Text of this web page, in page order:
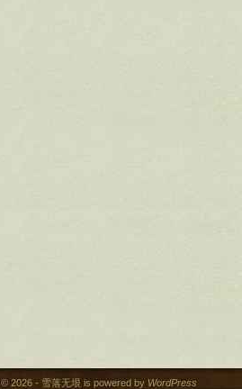
© 2026 - 雪落无垠 is powered by WordPress